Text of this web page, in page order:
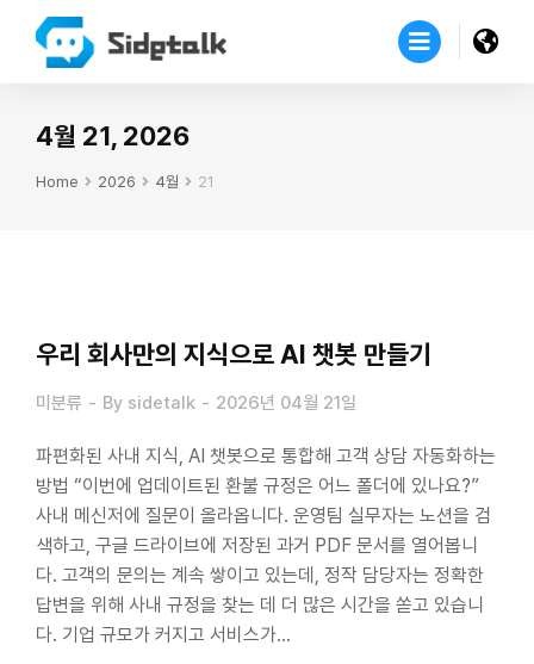
4월 21, 2026
You are here:
Home 2026 4월 21
우리 회사만의 지식으로 AI 챗봇 만들기
미분류 By sidetalk 2026년 04월 21일
파편화된 사내 지식, AI 챗봇으로 통합해 고객 상담 자동화하는
방법 “이번에 업데이트된 환불 규정은 어느 폴더에 있나요?”
사내 메신저에 질문이 올라옵니다. 운영팀 실무자는 노션을 검
색하고, 구글 드라이브에 저장된 과거 PDF 문서를 열어봅니
다. 고객의 문의는 계속 쌓이고 있는데, 정작 담당자는 정확한
답변을 위해 사내 규정을 찾는 데 더 많은 시간을 쏟고 있습니
다. 기업 규모가 커지고 서비스가…